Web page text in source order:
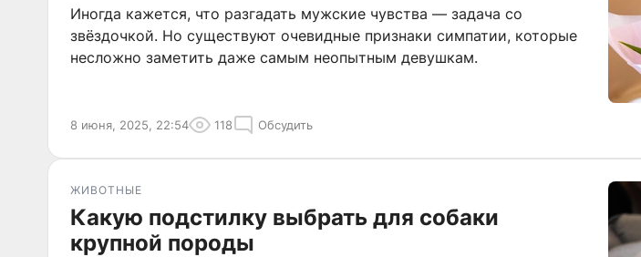
Иногда кажется, что разгадать мужские чувства — задача со
звёздочкой. Но существуют очевидные признаки симпатии, которые
несложно заметить даже самым неопытным девушкам.
8 июня, 2025, 22:54 118 Обсудить
ЖИВОТНЫЕ
Какую подстилку выбрать для собаки
крупной породы